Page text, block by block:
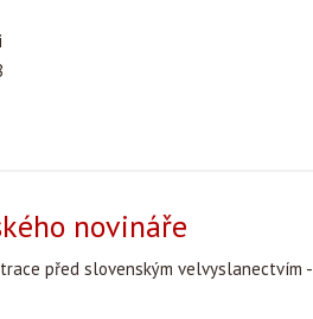
novináře
před slovenským velvyslanectvím -